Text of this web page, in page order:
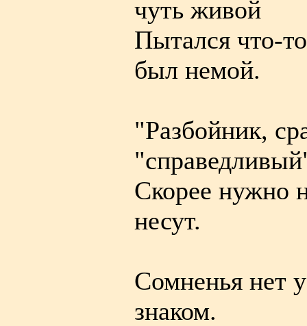
чуть живой
Пытался что-
был немой.
"Разбойник,
Скорее нужно
несут.
Сомненья нет
знаком.